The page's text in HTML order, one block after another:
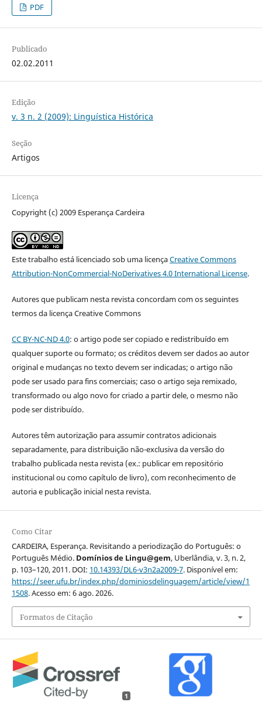
PDF
Publicado
02.02.2011
Edição
v. 3 n. 2 (2009): Linguística Histórica
Seção
Artigos
Licença
Copyright (c) 2009 Esperança Cardeira
Este trabalho está licenciado sob uma licençaCreative Commons
Attribution-NonCommercial-NoDerivatives 4.0 International License.
Autores que publicam nesta revista concordam com os seguintes
termos da licença Creative Commons
CC BY-NC-ND 4.0: o artigo pode ser copiado e redistribuído em
qualquer suporte ou formato; os créditos devem ser dados ao autor
original e mudanças no texto devem ser indicadas; o artigo não
pode ser usado para fins comerciais; caso o artigo seja remixado,
transformado ou algo novo for criado a partir dele, o mesmo não
pode ser distribuído.
Autores têm autorização para assumir contratos adicionais
separadamente, para distribuição não-exclusiva da versão do
trabalho publicada nesta revista (ex.: publicar em repositório
institucional ou como capítulo de livro), com reconhecimento de
autoria e publicação inicial nesta revista.
Como Citar
CARDEIRA, Esperança. Revisitando a periodização do Português: o
Português Médio. Domínios de Lingu@gem, Uberlândia, v. 3, n. 2,
p. 103–120, 2011. DOI: 10.14393/DL6-v3n2a2009-7. Disponível em:
https://seer.ufu.br/index.php/dominiosdelinguagem/article/view/1
1508. Acesso em: 6 ago. 2026.
Formatos de Citação
1